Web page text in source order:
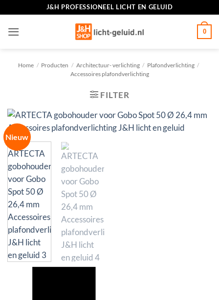
inhoud
J&H PROFESSIONEEL LICHT EN GELUID
0
Home / Producten / Architectuur- verlichting / Plafondverlichting /
Accessoires plafondverlichting
FILTER
Nieuw